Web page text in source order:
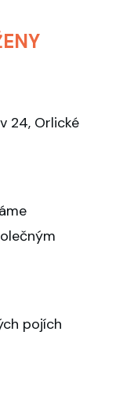
24, Orlické
pojích